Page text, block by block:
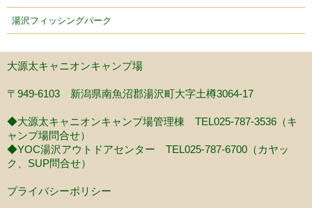
湯沢フィッシングパーク
大源太キャニオンキャンプ場
〒949-6103 新潟県南魚沼郡湯沢町大字土樽3064-17
◆大源太キャニオンキャンプ場管理棟 TEL025-787-3536（キ
ャンプ場問合せ）
◆YOC湯沢アウトドアセンター TEL025-787-6700（カヤッ
ク、SUP問合せ）
プライバシーポリシー